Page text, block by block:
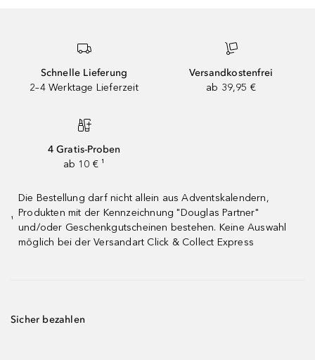
Schnelle Lieferung
2–4 Werktage Lieferzeit
Versandkostenfrei
ab 39,95 €
4 Gratis-Proben
ab 10 € ¹
¹
Die Bestellung darf nicht allein aus Adventskalendern,
Produkten mit der Kennzeichnung "Douglas Partner"
und/oder Geschenkgutscheinen bestehen. Keine Auswahl
möglich bei der Versandart Click & Collect Express
Sicher bezahlen